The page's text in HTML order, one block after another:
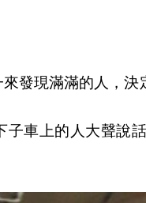
來發現滿滿的人，決
子車上的人大聲說話